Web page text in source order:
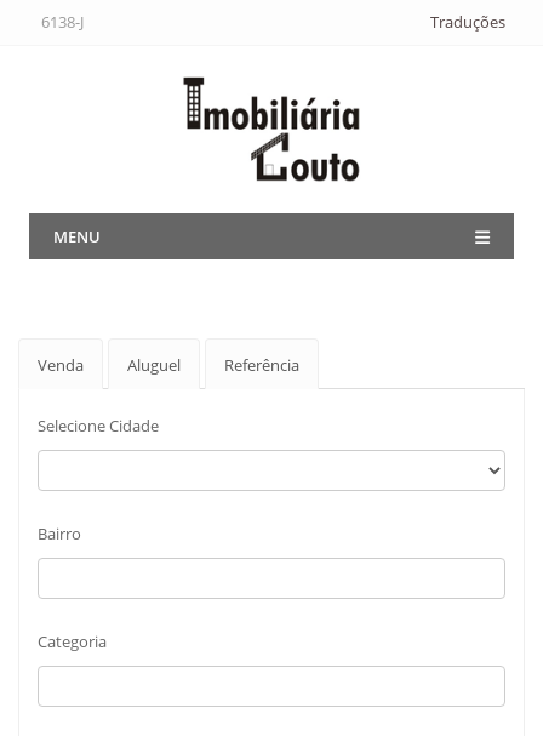
6138-J Traduções
MENU
Venda Aluguel Referência
Selecione Cidade
Bairro
Categoria